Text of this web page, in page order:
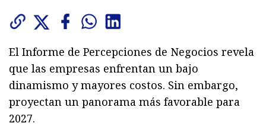
El Informe de Percepciones de Negocios revela
que las empresas enfrentan un bajo
dinamismo y mayores costos. Sin embargo,
proyectan un panorama más favorable para
2027.